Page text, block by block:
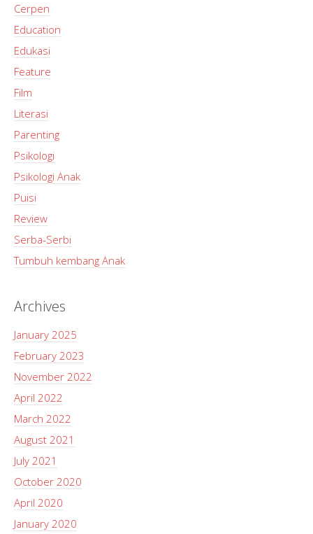
Cerpen
Education
Edukasi
Feature
Film
Literasi
Parenting
Psikologi
Psikologi Anak
Puisi
Review
Serba-Serbi
Tumbuh kembang Anak
Archives
January 2025
February 2023
November 2022
April 2022
March 2022
August 2021
July 2021
October 2020
April 2020
January 2020